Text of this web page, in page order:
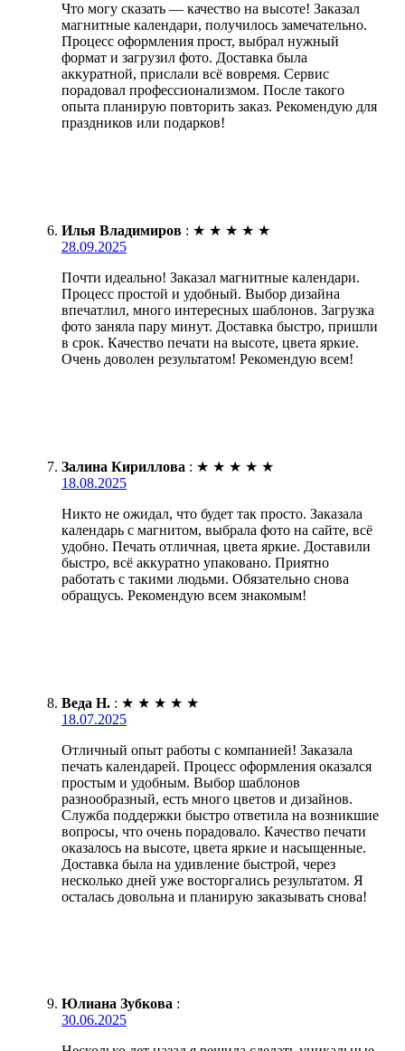
Что могу сказать — качество на высоте! Заказал
магнитные календари, получилось замечательно.
Процесс оформления прост, выбрал нужный
формат и загрузил фото. Доставка была
аккуратной, прислали всё вовремя. Сервис
порадовал профессионализмом. После такого
опыта планирую повторить заказ. Рекомендую для
праздников или подарков!
Илья Владимиров : ★ ★ ★ ★ ★
28.09.2025
Почти идеально! Заказал магнитные календари.
Процесс простой и удобный. Выбор дизайна
впечатлил, много интересных шаблонов. Загрузка
фото заняла пару минут. Доставка быстро, пришли
в срок. Качество печати на высоте, цвета яркие.
Очень доволен результатом! Рекомендую всем!
Залина Кириллова : ★ ★ ★ ★ ★
18.08.2025
Никто не ожидал, что будет так просто. Заказала
календарь с магнитом, выбрала фото на сайте, всё
удобно. Печать отличная, цвета яркие. Доставили
быстро, всё аккуратно упаковано. Приятно
работать с такими людьми. Обязательно снова
обращусь. Рекомендую всем знакомым!
Веда Н. : ★ ★ ★ ★ ★
18.07.2025
Отличный опыт работы с компанией! Заказала
печать календарей. Процесс оформления оказался
простым и удобным. Выбор шаблонов
разнообразный, есть много цветов и дизайнов.
Служба поддержки быстро ответила на возникшие
вопросы, что очень порадовало. Качество печати
оказалось на высоте, цвета яркие и насыщенные.
Доставка была на удивление быстрой, через
несколько дней уже восторгались результатом. Я
осталась довольна и планирую заказывать снова!
Юлиана Зубкова :
30.06.2025